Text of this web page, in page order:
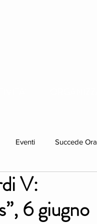
Eventi Succede Ora
V:
6 giugno